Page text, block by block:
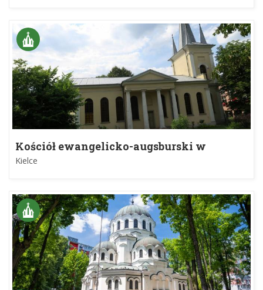
Kościół ewangelicko-augsburski w
Kielcach
Kielce